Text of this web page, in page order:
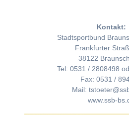
Kontakt:
Stadtsportbund
Frankfurter
38122
Tel: 0531 / 2808498
Fax: 0531 /
Mail:
www.ssb-